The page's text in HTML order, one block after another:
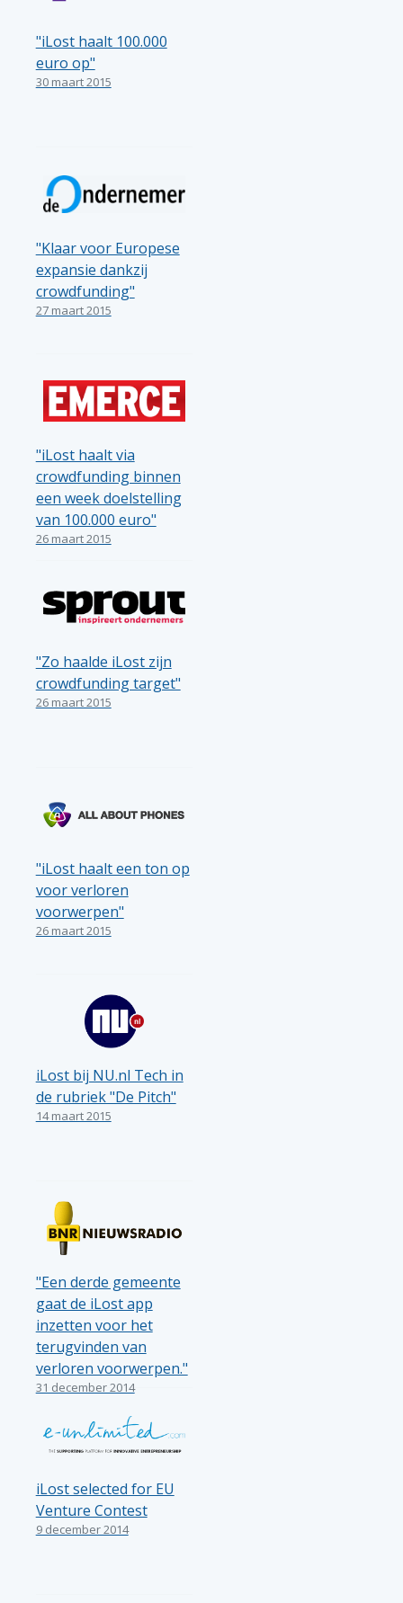
"iLost haalt 100.000
euro op"
30 maart 2015
"Klaar voor Europese
expansie dankzij
crowdfunding"
27 maart 2015
"iLost haalt via
crowdfunding binnen
een week doelstelling
van 100.000 euro"
26 maart 2015
"Zo haalde iLost zijn
crowdfunding target"
26 maart 2015
"iLost haalt een ton op
voor verloren
voorwerpen"
26 maart 2015
iLost bij NU.nl Tech in
de rubriek "De Pitch"
14 maart 2015
"Een derde gemeente
gaat de iLost app
inzetten voor het
terugvinden van
verloren voorwerpen."
31 december 2014
iLost selected for EU
Venture Contest
9 december 2014